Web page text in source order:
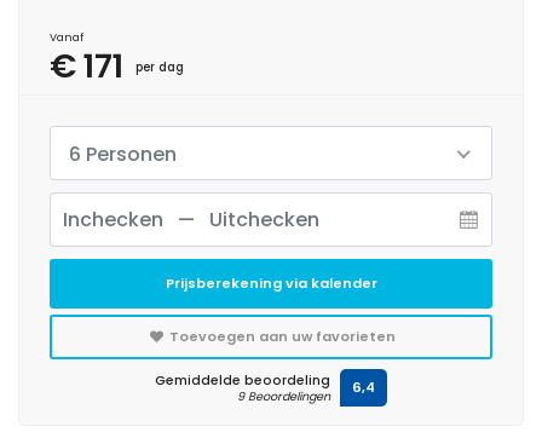
Vanaf
€ 171 per dag
6 Personen
Prijsberekening via kalender
Toevoegen aan uw favorieten
Gemiddelde beoordeling
9 Beoordelingen 6,4